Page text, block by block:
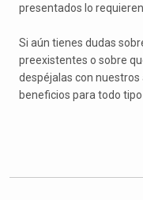
presentados lo requieren.
Si aún tienes dudas
preexistentes o sobre
despéjalas con nuestros
beneficios para todo